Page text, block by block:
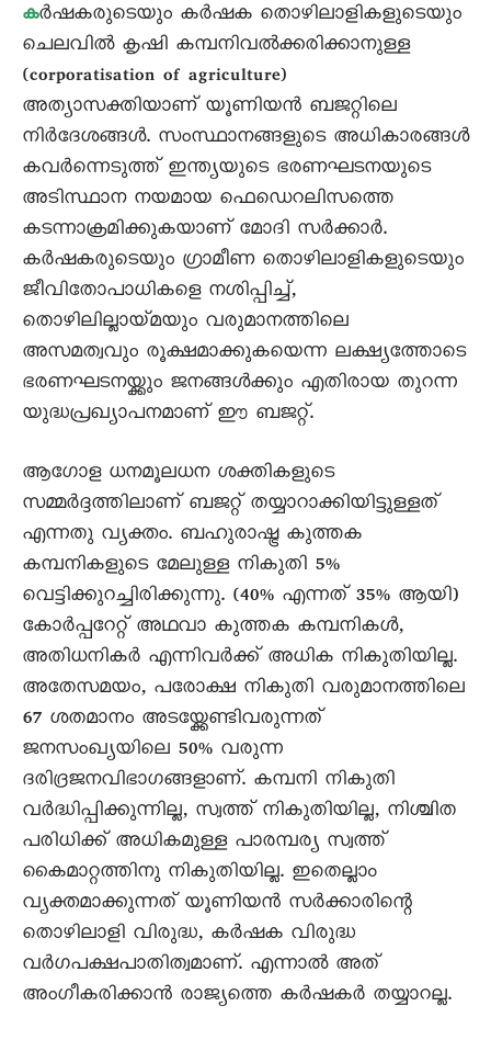
കർഷകരുടെയും കർഷക തൊഴിലാളികളുടെയും
ചെലവിൽ കൃഷി കമ്പനിവൽക്കരിക്കാനുള്ള
(corporatisation of agriculture)
അത്യാസക്തിയാണ് യൂണിയൻ ബജറ്റിലെ
നിർദേശങ്ങൾ. സംസ്ഥാനങ്ങളുടെ അധികാരങ്ങൾ
കവർന്നെടുത്ത് ഇന്ത്യയുടെ ഭരണഘടനയുടെ
അടിസ്ഥാന നയമായ ഫെഡെറലിസത്തെ
കടന്നാക്രമിക്കുകയാണ് മോദി സർക്കാർ.
കർഷകരുടെയും ഗ്രാമീണ തൊഴിലാളികളുടെയും
ജീവിതോപാധികളെ നശിപ്പിച്ച്,
തൊഴിലില്ലായ്മയും വരുമാനത്തിലെ
അസമത്വവും രൂക്ഷമാക്കുകയെന്ന ലക്ഷ്യത്തോടെ
ഭരണഘടനയ്ക്കും ജനങ്ങൾക്കും എതിരായ തുറന്ന
യുദ്ധപ്രഖ്യാപനമാണ് ഈ ബജറ്റ്.
ആഗോള ധനമൂലധന ശക്തികളുടെ
സമ്മർദ്ദത്തിലാണ് ബജറ്റ് തയ്യാറാക്കിയിട്ടുള്ളത്
എന്നതു വ്യക്തം. ബഹുരാഷ്ട്ര കുത്തക
കമ്പനികളുടെ മേലുള്ള നികുതി 5%
വെട്ടിക്കുറച്ചിരിക്കുന്നു. (40% എന്നത് 35% ആയി)
കോർപ്പറേറ്റ് അഥവാ കുത്തക കമ്പനികൾ,
അതിധനികർ എന്നിവർക്ക് അധിക നികുതിയില്ല.
അതേസമയം, പരോക്ഷ നികുതി വരുമാനത്തിലെ
67 ശതമാനം അടയ്ക്കേണ്ടിവരുന്നത്
ജനസംഖ്യയിലെ 50% വരുന്ന
ദരിദ്രജനവിഭാഗങ്ങളാണ്. കമ്പനി നികുതി
വർദ്ധിപ്പിക്കുന്നില്ല, സ്വത്ത് നികുതിയില്ല, നിശ്ചിത
പരിധിക്ക് അധികമുള്ള പാരമ്പര്യ സ്വത്ത്
കൈമാറ്റത്തിനു നികുതിയില്ല. ഇതെല്ലാം
വ്യക്തമാക്കുന്നത് യൂണിയൻ സർക്കാരിന്റെ
തൊഴിലാളി വിരുദ്ധ, കർഷക വിരുദ്ധ
വർഗപക്ഷപാതിത്വമാണ്. എന്നാൽ അത്
അംഗീകരിക്കാൻ രാജ്യത്തെ കർഷകർ തയ്യാറല്ല.